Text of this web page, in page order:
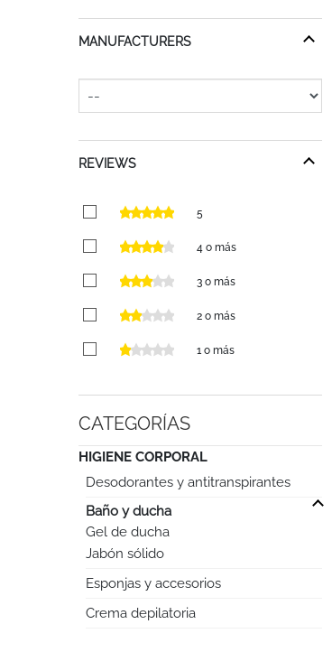
MANUFACTURERS
REVIEWS
5
4 o más
3 o más
2 o más
1 o más
CATEGORÍAS
HIGIENE CORPORAL
Desodorantes y antitranspirantes
Baño y ducha
Gel de ducha
Jabón sólido
Esponjas y accesorios
Crema depilatoria